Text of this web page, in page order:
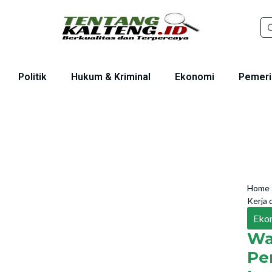
Politik Hukum & Kriminal Ekonomi
Home
Kerja